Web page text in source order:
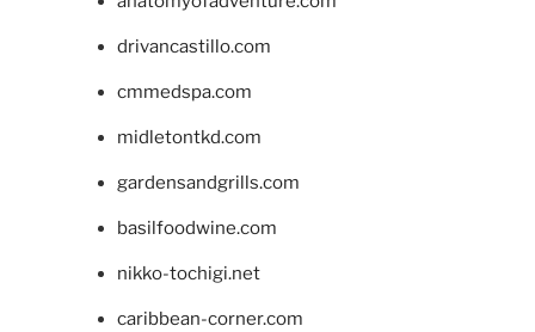
drivancastillo.com
cmmedspa.com
midletontkd.com
gardensandgrills.com
basilfoodwine.com
nikko-tochigi.net
caribbean-corner.com